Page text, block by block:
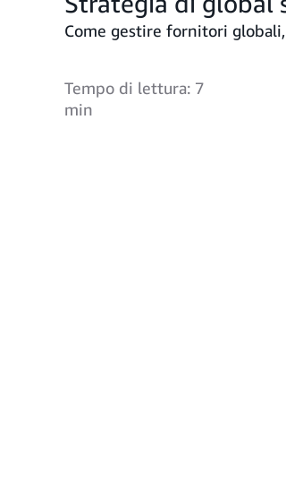
Come gestire fornitori
Tempo di lettura: 7
min